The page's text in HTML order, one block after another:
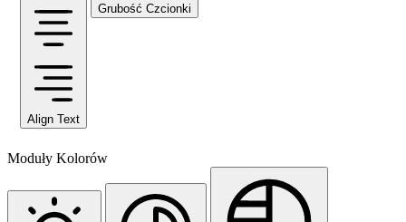
Align Text
Grubość Czcionki
Moduły Kolorów